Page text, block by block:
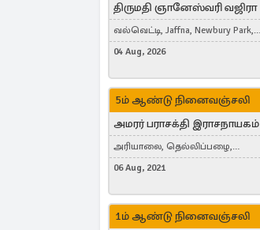
திருமதி ஞானேஸ்வரி வஜிரா
வல்வெட்டி, Jaffna, Newbury Park,
United Kingdom
04 Aug, 2026
5ம் ஆண்டு நினைவஞ்சலி
அமரர் பராசக்தி இராசநாயகம்
அரியாலை, தெல்லிப்பழை,
Montreal, Canada
06 Aug, 2021
1ம் ஆண்டு நினைவஞ்சலி